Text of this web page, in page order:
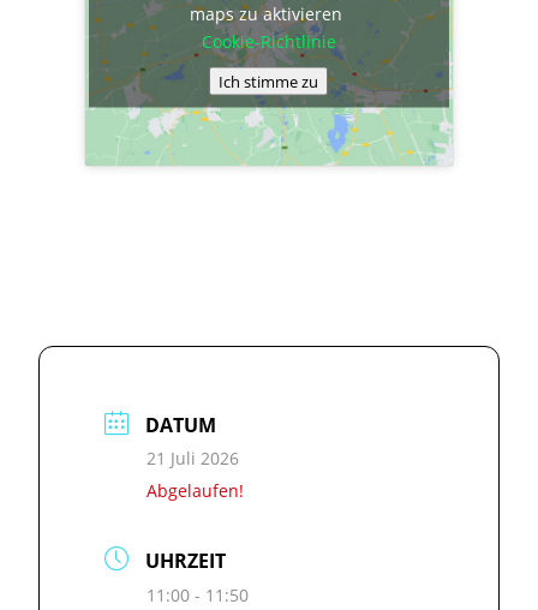
maps zu aktivieren
Cookie-Richtlinie
Ich stimme zu
DATUM
21 Juli 2026
Abgelaufen!
UHRZEIT
11:00 - 11:50